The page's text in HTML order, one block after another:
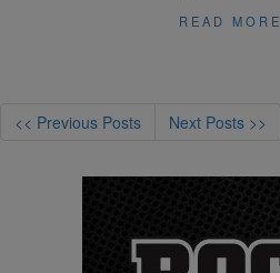
READ MORE
<< Previous Posts Next Posts >>